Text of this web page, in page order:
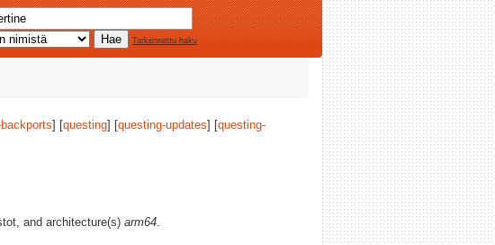
Tarkennettu haku
] [questing] [questing-updates] [questing-
and architecture(s) arm64.